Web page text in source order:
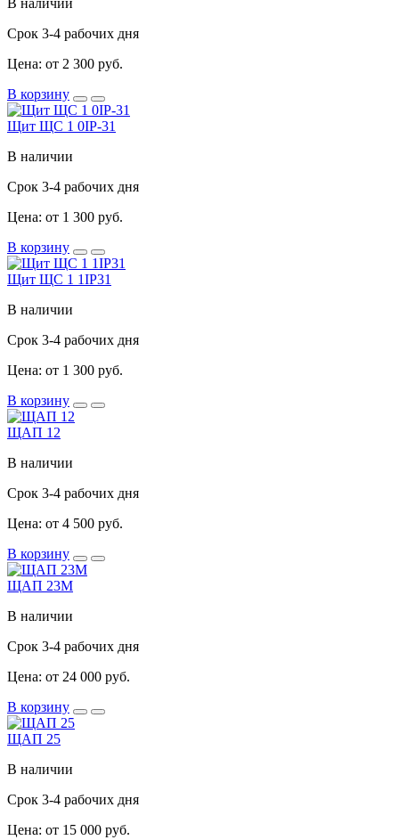
Срок 3-4 рабочих дня
Цена: от 2 300 руб.
В корзину
Щит ЩС 1 0IP-31
В наличии
Срок 3-4 рабочих дня
Цена: от 1 300 руб.
В корзину
Щит ЩС 1 1IP31
В наличии
Срок 3-4 рабочих дня
Цена: от 1 300 руб.
В корзину
ЩАП 12
В наличии
Срок 3-4 рабочих дня
Цена: от 4 500 руб.
В корзину
ЩАП 23М
В наличии
Срок 3-4 рабочих дня
Цена: от 24 000 руб.
В корзину
ЩАП 25
В наличии
Срок 3-4 рабочих дня
Цена: от 15 000 руб.